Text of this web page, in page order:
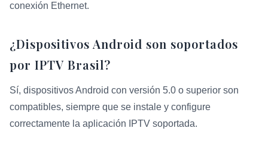
conexión Ethernet.
¿Dispositivos Android son soportados
por IPTV Brasil?
Sí, dispositivos Android con versión 5.0 o superior son
compatibles, siempre que se instale y configure
correctamente la aplicación IPTV soportada.